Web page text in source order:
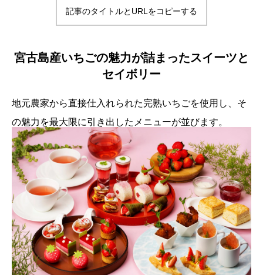
記事のタイトルとURLをコピーする
宮古島産いちごの魅力が詰まったスイーツと
セイボリー
地元農家から直接仕入れられた完熟いちごを使用し、そ
の魅力を最大限に引き出したメニューが並びます。